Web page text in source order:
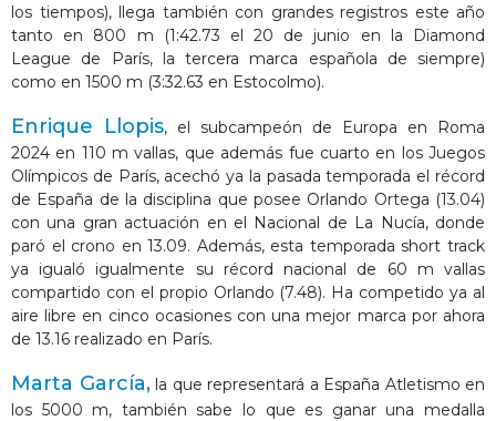
los tiempos), llega también con grandes registros este año
tanto en 800 m (1:42.73 el 20 de junio en la Diamond
League de París, la tercera marca española de siempre)
como en 1500 m (3:32.63 en Estocolmo).
Enrique Llopis, el subcampeón de Europa en Roma
2024 en 110 m vallas, que además fue cuarto en los Juegos
Olímpicos de París, acechó ya la pasada temporada el récord
de España de la disciplina que posee Orlando Ortega (13.04)
con una gran actuación en el Nacional de La Nucía, donde
paró el crono en 13.09. Además, esta temporada short track
ya igualó igualmente su récord nacional de 60 m vallas
compartido con el propio Orlando (7.48). Ha competido ya al
aire libre en cinco ocasiones con una mejor marca por ahora
de 13.16 realizado en París.
Marta García,la que representará a España Atletismo en
los 5000 m, también sabe lo que es ganar una medalla